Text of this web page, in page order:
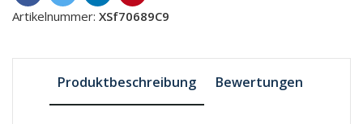
Artikelnummer: XSf70689C9
Produktbeschreibung Bewertungen